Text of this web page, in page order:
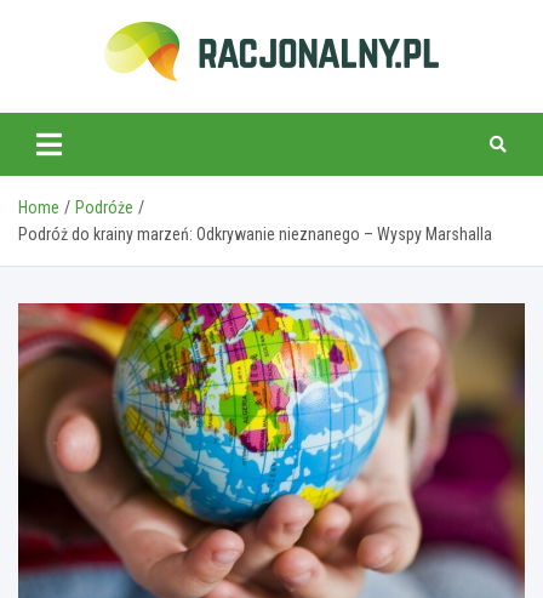
racjonalny.pl
Home
Podróże
Podróż do krainy marzeń: Odkrywanie nieznanego – Wyspy Marshalla